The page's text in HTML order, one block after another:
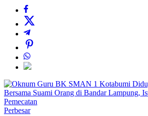
Perbesar